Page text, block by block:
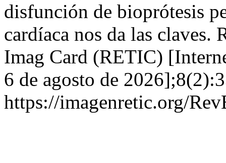
disfunción de bioprótesis
cardíaca nos da las claves.
Imag Card (RETIC)
6 de agosto de
https://imagenretic.org/